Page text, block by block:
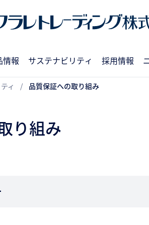
情報 サステナビリティ 採用情報
ィ 品質保証への取り組み
り組み